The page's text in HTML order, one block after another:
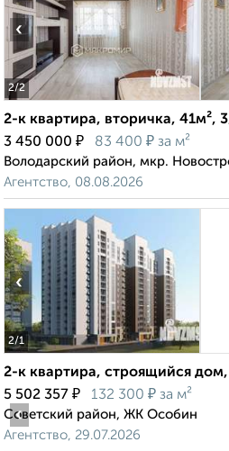
2/2
‹
2-к квартира, вторичка, 41м²,
3 450 000 ₽ 83 400 ₽ за м²
Володарский район, мкр.
Агентство, 08.08.2026
2/1
‹
2-к квартира, строящийся
5 502 357 ₽ 132 300 ₽ за м²
Советский район, ЖК Особин
Агентство, 29.07.2026
‹